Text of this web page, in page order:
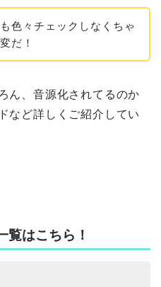
色々チェックしなくちゃ
だ！
ん、音源化されてるのか
など詳しくご紹介してい
覧はこちら！